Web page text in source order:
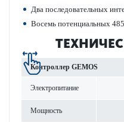
Два пос­л­едо­вательных
Восемь потенциальных
Контроллер GEMOS
Электропитание
Мощность